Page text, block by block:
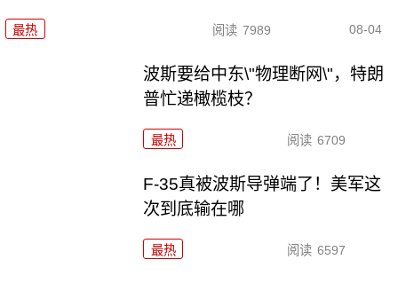
最热 阅读 7989 08-04
波斯要给中东\"物理断网\"，特朗
普忙递橄榄枝？
最热 阅读 6709
F-35真被波斯导弹端了！美军这
次到底输在哪
最热 阅读 6597